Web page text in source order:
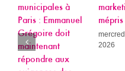
à
doit
aux
marketing du
mépris
mercredi 18 mars
2026